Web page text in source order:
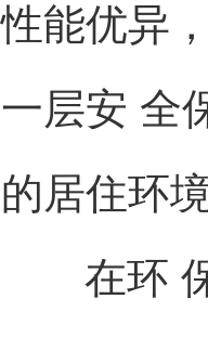
性能优异
一层安 全
的居住环境
在环